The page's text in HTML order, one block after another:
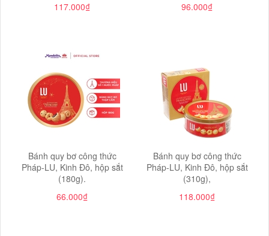
117.000₫
96.000₫
Bánh quy bơ công thức
Pháp-LU, Kinh Đô, hộp sắt
(180g).
66.000₫
Bánh quy bơ công thức
Pháp-LU, Kinh Đô, hộp sắt
(310g),
118.000₫